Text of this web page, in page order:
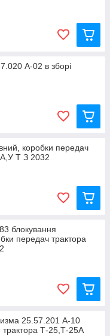
А-02 в зборі
коробки передач
Т З 2032
блокування
передач трактора
25.57.201 А-10
трактора Т-25,Т-25А